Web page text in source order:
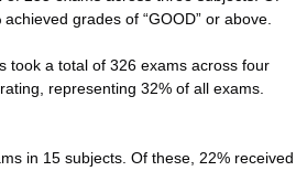
grades of “GOOD” or above.
took a total of 326 exams across four
representing 32% of all exams.
in 15 subjects. Of these, 22% received